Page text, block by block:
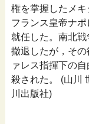
権を掌握したメ
フランス皇帝ナ
就任した。南北
撤退したが，そ
ァレス指揮下の
殺された。 (山川
川出版社)